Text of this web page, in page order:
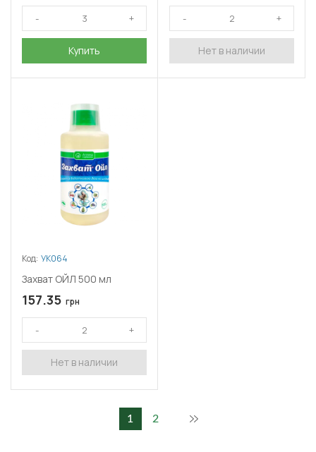
Купить Нет в наличии
Код: УК064
Захват ОЙЛ 500 мл
157.35 грн
Нет в наличии
1 2